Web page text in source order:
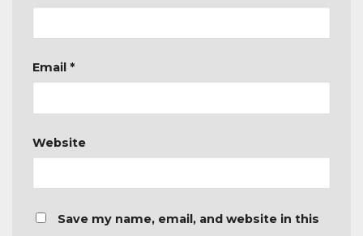
Email *
Website
Save my name, email, and website in this